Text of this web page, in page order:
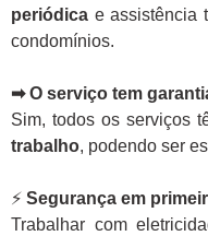
periódica e assistência
condomínios.
➡ O serviço tem
Sim, todos os serviços
trabalho, podendo ser
⚡ Segurança em
Trabalhar com